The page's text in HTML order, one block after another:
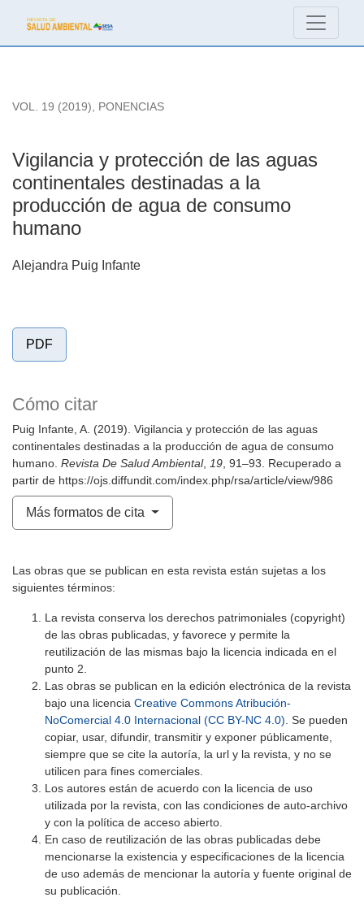
Vigilancia y protección de las aguas continentales
VOL. 19 (2019), PONENCIAS
Vigilancia y protección de las aguas
continentales destinadas a la
producción de agua de consumo
humano
Alejandra Puig Infante
PDF
Cómo citar
Puig Infante, A. (2019). Vigilancia y protección de las aguas
continentales destinadas a la producción de agua de consumo
humano. Revista De Salud Ambiental, 19, 91–93. Recuperado a
partir de https://ojs.diffundit.com/index.php/rsa/article/view/986
Más formatos de cita
Las obras que se publican en esta revista están sujetas a los
siguientes términos:
La revista conserva los derechos patrimoniales (copyright)
de las obras publicadas, y favorece y permite la
reutilización de las mismas bajo la licencia indicada en el
punto 2.
Las obras se publican en la edición electrónica de la revista
bajo una licencia Creative Commons Atribución-
NoComercial 4.0 Internacional (CC BY-NC 4.0). Se pueden
copiar, usar, difundir, transmitir y exponer públicamente,
siempre que se cite la autoría, la url y la revista, y no se
utilicen para fines comerciales.
Los autores están de acuerdo con la licencia de uso
utilizada por la revista, con las condiciones de auto-archivo
y con la política de acceso abierto.
En caso de reutilización de las obras publicadas debe
mencionarse la existencia y especificaciones de la licencia
de uso además de mencionar la autoría y fuente original de
su publicación.